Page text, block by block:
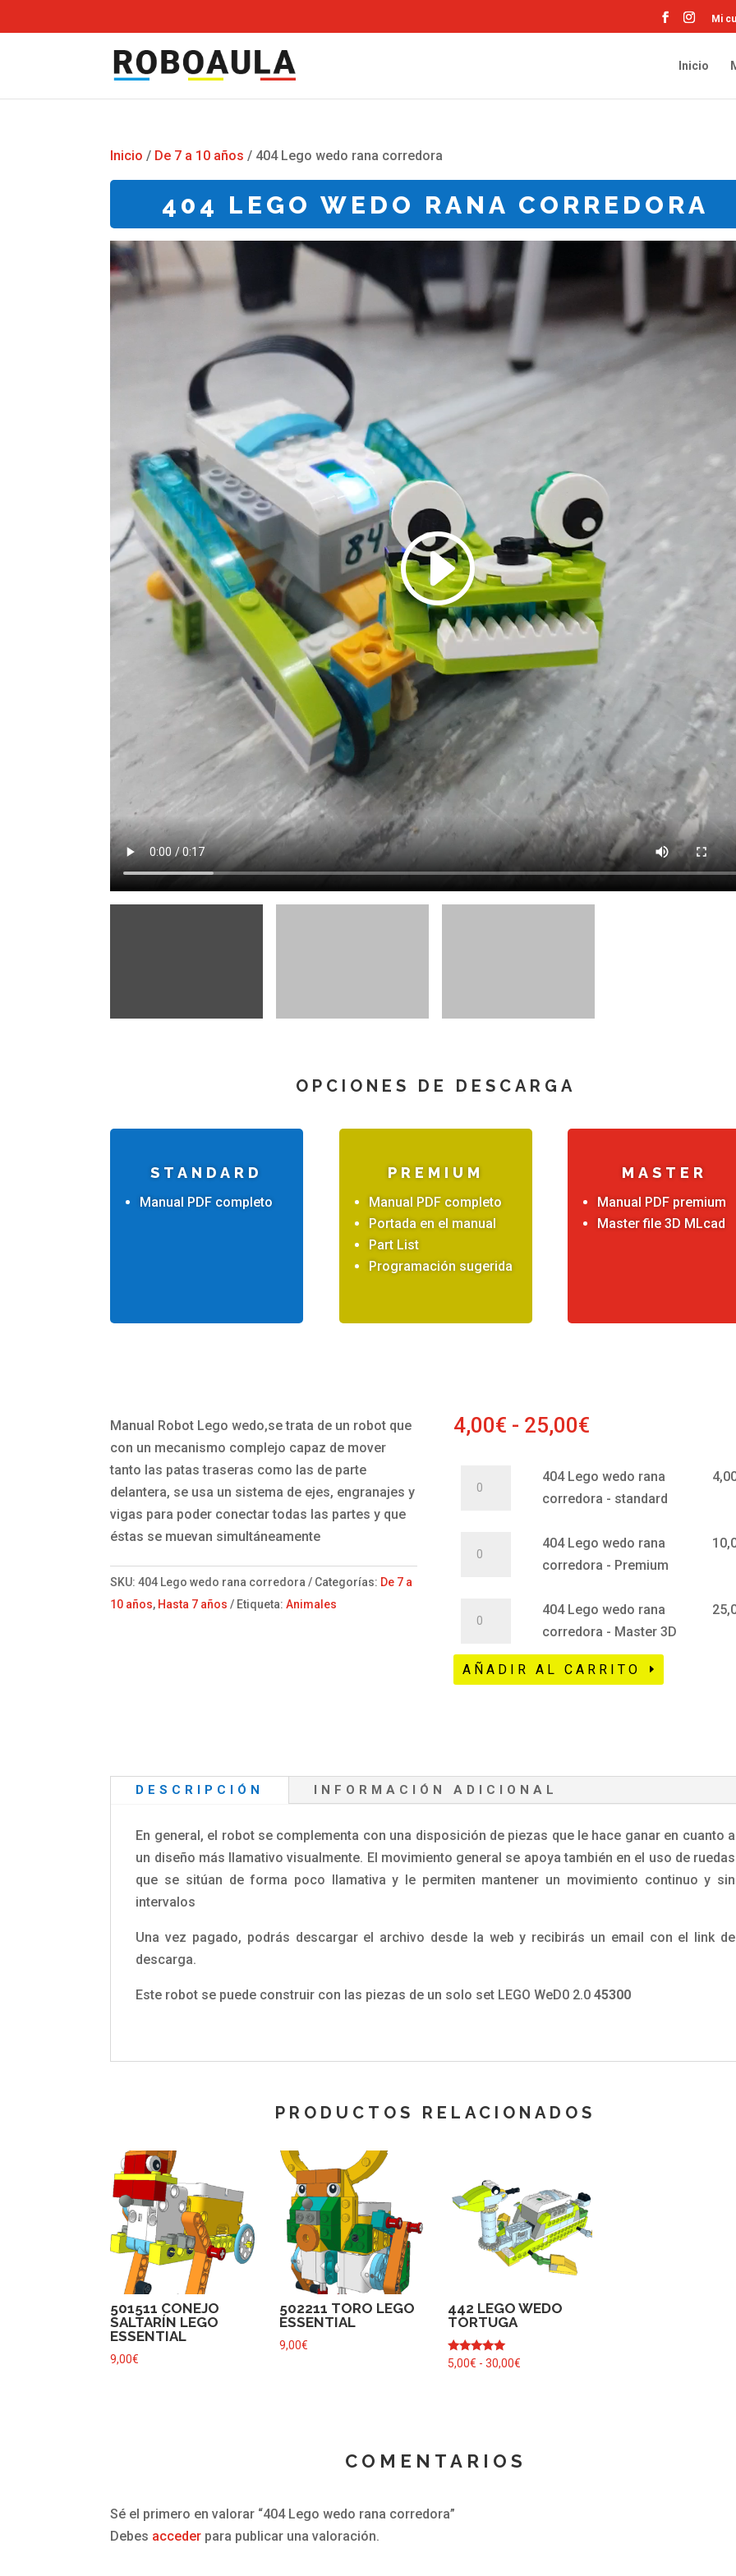
Mi
Inicio
Inicio / De 7 a 10 años / 404 Lego wedo rana corredora
404 LEGO WEDO RANA CORREDORA
OPCIONES DE DESCARGA
STANDARD
Manual PDF completo
PREMIUM
Manual PDF completo
Portada en el manual
Part List
Programación sugerida
MASTER
Manual PDF premium
Master file 3D MLcad
Manual Robot Lego wedo,se trata de un robot que
con un mecanismo complejo capaz de mover
tanto las patas traseras como las de parte
delantera, se usa un sistema de ejes, engranajes y
vigas para poder conectar todas las partes y que
éstas se muevan simultáneamente
SKU:404 Lego wedo rana corredora Categorías: De 7 a
10 años, Hasta 7 años Etiqueta:Animales
4,00€ - 25,00€Rango
precios:
desde
hasta
25,00€
404 Lego wedo rana
corredora - standard
-
Premium
404 Lego wedo rana
corredora - Premium
wedo
rana
cantidad
404 Lego wedo rana
corredora - Master 3D
AÑADIR AL CARRITO
DESCRIPCIÓN INFORMACIÓN ADICIONAL
En general, el robot se complementa con una disposición de piezas que le hace ganar en cuanto a
un diseño más llamativo visualmente. El movimiento general se apoya también en el uso de ruedas
que se sitúan de forma poco llamativa y le permiten mantener un movimiento continuo y sin
intervalos
Una vez pagado, podrás descargar el archivo desde la web y recibirás un email con el link de
descarga.
Este robot se puede construir con las piezas de un solo set LEGO WeD0 2.045300
PRODUCTOS RELACIONADOS
501511 CONEJO
SALTARÍN LEGO
ESSENTIAL
9,00€
502211 TORO LEGO
ESSENTIAL
9,00€
442 LEGO WEDO
TORTUGA
Valorado
con
5,00€ - 30,00€
hasta
COMENTARIOS
Sé el primero en valorar “404 Lego wedo rana corredora”
Debes acceder para publicar una valoración.